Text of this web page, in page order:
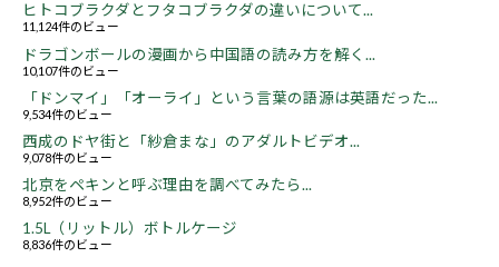
ヒトコブラクダとフタコブラクダの違いについて...
11,124件のビュー
ドラゴンボールの漫画から中国語の読み方を解く...
10,107件のビュー
「ドンマイ」「オーライ」という言葉の語源は英語だった...
9,534件のビュー
西成のドヤ街と「紗倉まな」のアダルトビデオ...
9,078件のビュー
北京をペキンと呼ぶ理由を調べてみたら...
8,952件のビュー
1.5L（リットル）ボトルケージ
8,836件のビュー